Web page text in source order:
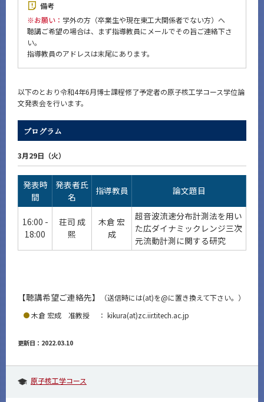
備考
※お願い： 学外の方（卒業生や現在東工大関係者でない方）へ
聴講ご希望の場合は、まず指導教員にメールでその旨ご連絡下さ
い。
指導教員のアドレスは末尾にあります。
以下のとおり令和4年6月博士課程修了予定者の原子核工学コース学位論
文発表会を行います。
プログラム
3月29日（火）
発表時
間
発表者氏
名
指導教員 論文題目
16:00 -
18:00
荘司 成
熙
木倉 宏
成
超音波流速分布計測法を用い
た広ダイナミックレンジ三次
元流動計測に関する研究
【聴講希望ご連絡先】
（送信時には(at)を@に置き換えて下さい。）
木倉 宏成 准教授 ： kikura(at)zc.iir.titech.ac.jp
更新日：2022.03.10
原子核工学コース
年別アーカイブ
サイト構成